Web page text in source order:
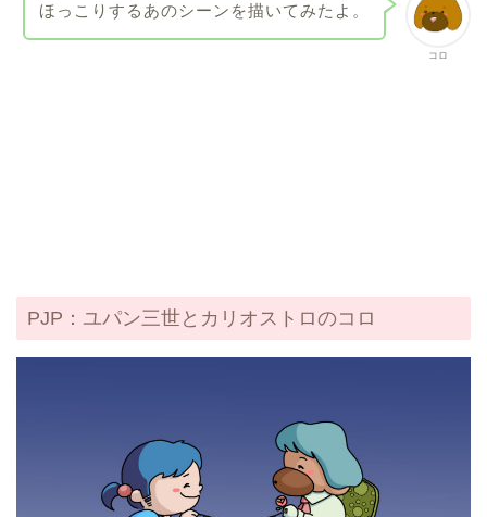
コロ
ほっこりするあのシーンを描いてみたよ。
PJP：ユパン三世とカリオストロのコロ